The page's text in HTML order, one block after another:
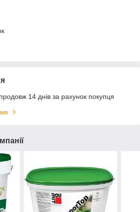
14 днів за рахунок покупця